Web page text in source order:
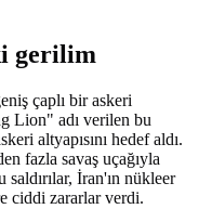
gerilim
çaplı bir askeri
Lion" adı verilen bu
altyapısını hedef aldı.
fazla savaş uçağıyla
İran'ın nükleer
ciddi zararlar verdi.